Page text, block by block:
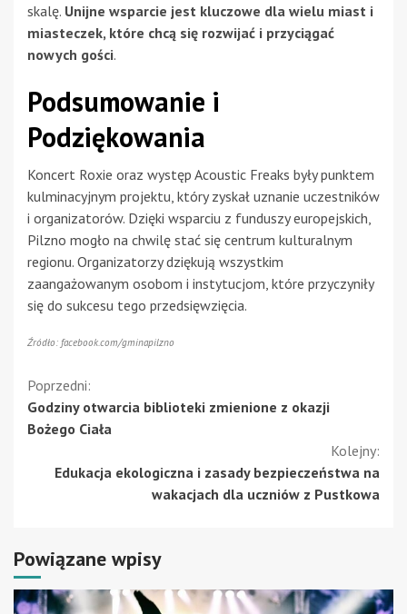
skalę. Unijne wsparcie jest kluczowe dla wielu miast i
miasteczek, które chcą się rozwijać i przyciągać
nowych gości.
Podsumowanie i
Podziękowania
Koncert Roxie oraz występ Acoustic Freaks były punktem
kulminacyjnym projektu, który zyskał uznanie uczestników
i organizatorów. Dzięki wsparciu z funduszy europejskich,
Pilzno mogło na chwilę stać się centrum kulturalnym
regionu. Organizatorzy dziękują wszystkim
zaangażowanym osobom i instytucjom, które przyczyniły
się do sukcesu tego przedsięwzięcia.
Źródło: facebook.com/gminapilzno
Kontynuuj
czytanie
Poprzedni:
Godziny otwarcia biblioteki zmienione z okazji
Bożego Ciała
Kolejny:
Edukacja ekologiczna i zasady bezpieczeństwa na
wakacjach dla uczniów z Pustkowa
Powiązane wpisy